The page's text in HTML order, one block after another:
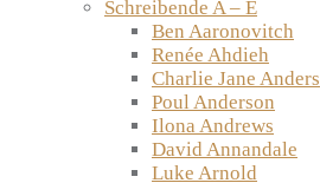
Schreibende A – E
Ben Aaronovitch
Renée Ahdieh
Charlie Jane Anders
Poul Anderson
Ilona Andrews
David Annandale
Luke Arnold